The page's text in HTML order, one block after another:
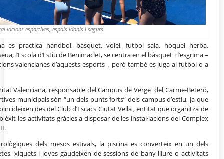
esportives, espais idonis i segurs
es practica handbol, bàsquet, volei, futbol sala, hoquei herba,
l’Escola d’Estiu de Benimaclet, se centra en el bàsquet i l’esgrima –
valencianes d’aquests esports–, però també es juga al futbol o a
Valenciana, responsable del Campus de Verge del Carme-Beteró,
municipals són “un dels punts forts” dels campus d’estiu, ja que
des del Club d’Escacs Ciutat Vella , entitat que organitza de
èxit les activitats gràcies a disposar de les instal·lacions del Complex
dels mesos estivals, la piscina es converteix en un dels
xiquets i joves gaudeixen de sessions de bany lliure o activitats